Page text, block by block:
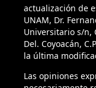
Autónoma de
Medlin, L. K. y
Diatoms. V.
major clades and
270.https://doi.org/
actualización de
UNAM, Dr.
Universitario s/n,
Del. Coyoacán,
la última
Las opiniones